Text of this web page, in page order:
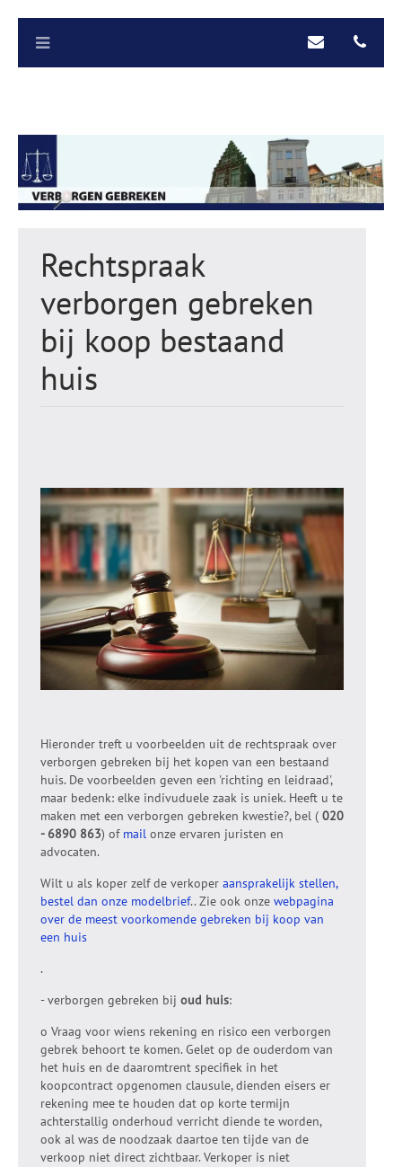
Rechtspraak
verborgen gebreken
bij koop bestaand
huis
Hieronder treft u voorbeelden uit de rechtspraak over
verborgen gebreken bij het kopen van een bestaand
huis. De voorbeelden geven een 'richting en leidraad',
maar bedenk: elke indivuduele zaak is uniek. Heeft u te
maken met een verborgen gebreken kwestie?, bel ( 020
- 6890 863) of mail onze ervaren juristen en
advocaten.
Wilt u als koper zelf de verkoper aansprakelijk stellen,
bestel dan onze modelbrief.. Zie ook onze webpagina
over de meest voorkomende gebreken bij koop van
een huis
.
- verborgen gebreken bij oud huis:
o Vraag voor wiens rekening en risico een verborgen
gebrek behoort te komen. Gelet op de ouderdom van
het huis en de daaromtrent specifiek in het
koopcontract opgenomen clausule, dienden eisers er
rekening mee te houden dat op korte termijn
achterstallig onderhoud verricht diende te worden,
ook al was de noodzaak daartoe ten tijde van de
verkoop niet direct zichtbaar. Verkoper is niet